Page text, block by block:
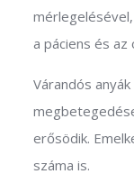
a páciens és
Várandós
erősödik.
száma is.